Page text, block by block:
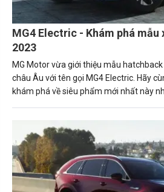
MG4 Electric - Khám phá mẫu
2023
MG Motor vừa giới thiệu mẫu
châu Âu với tên gọi MG4 Electric. Hãy
khám phá về siêu phẩm mới nhất này